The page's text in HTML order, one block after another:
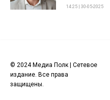
14:25 | 30-05-2025
© 2024 Медиа Полк | Сетевое
издание. Все права
защищены.